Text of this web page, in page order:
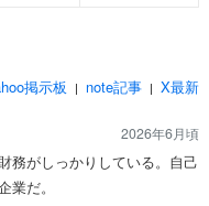
掲示板 | note記事 | X最新
2026年6月頃
務がしっかりしている。自己
だ。